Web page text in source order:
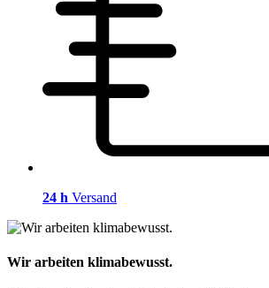
24 h Versand
Wir arbeiten klimabewusst.